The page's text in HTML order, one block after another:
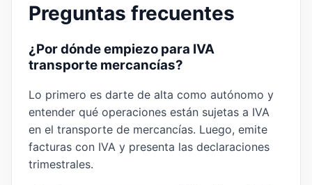
Preguntas frecuentes
¿Por dónde empiezo para IVA
transporte mercancías?
Lo primero es darte de alta como autónomo y
entender qué operaciones están sujetas a IVA
en el transporte de mercancías. Luego, emite
facturas con IVA y presenta las declaraciones
trimestrales.